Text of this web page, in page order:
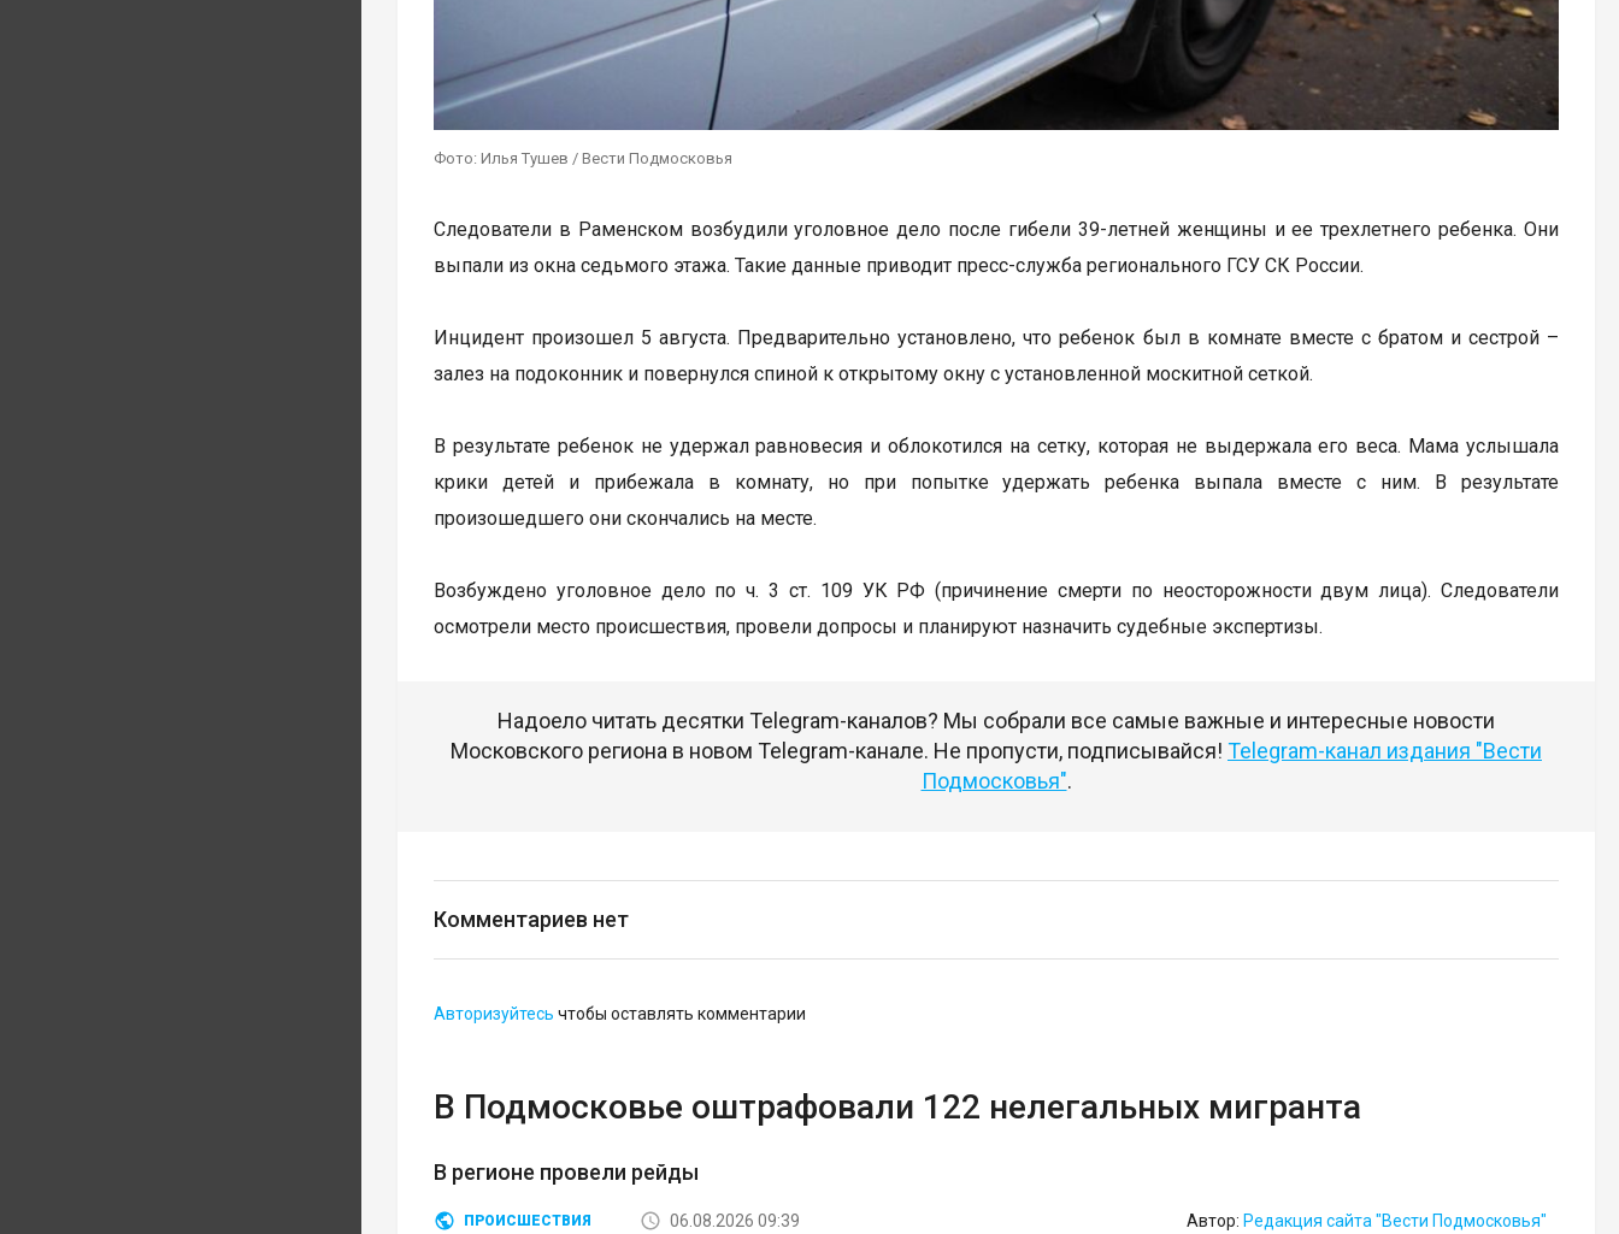
Фото: Илья Тушев / Вести Подмосковья
Следователи в Раменском возбудили уголовное дело после гибели 39-летней женщины и ее трехлетнего ребенка. Они
выпали из окна седьмого этажа. Такие данные приводит пресс-служба регионального ГСУ СК России.
Инцидент произошел 5 августа. Предварительно установлено, что ребенок был в комнате вместе с братом и сестрой –
залез на подоконник и повернулся спиной к открытому окну с установленной москитной сеткой.
В результате ребенок не удержал равновесия и облокотился на сетку, которая не выдержала его веса. Мама услышала
крики детей и прибежала в комнату, но при попытке удержать ребенка выпала вместе с ним. В результате
произошедшего они скончались на месте.
Возбуждено уголовное дело по ч. 3 ст. 109 УК РФ (причинение смерти по неосторожности двум лица). Следователи
осмотрели место происшествия, провели допросы и планируют назначить судебные экспертизы.
Надоело читать десятки Telegram-каналов? Мы собрали все самые важные и интересные новости
Московского региона в новом Telegram-канале. Не пропусти, подписывайся! Telegram-канал издания "Вести
Подмосковья".
Комментариев нет
Авторизуйтесь чтобы оставлять комментарии
В Подмосковье оштрафовали 122 нелегальных мигранта
В регионе провели рейды
ПРОИСШЕСТВИЯ 06.08.2026 09:39 Автор: Редакция сайта "Вести Подмосковья"